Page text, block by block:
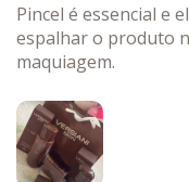
Pincel é essencial e
espalhar o produto
maquiagem.